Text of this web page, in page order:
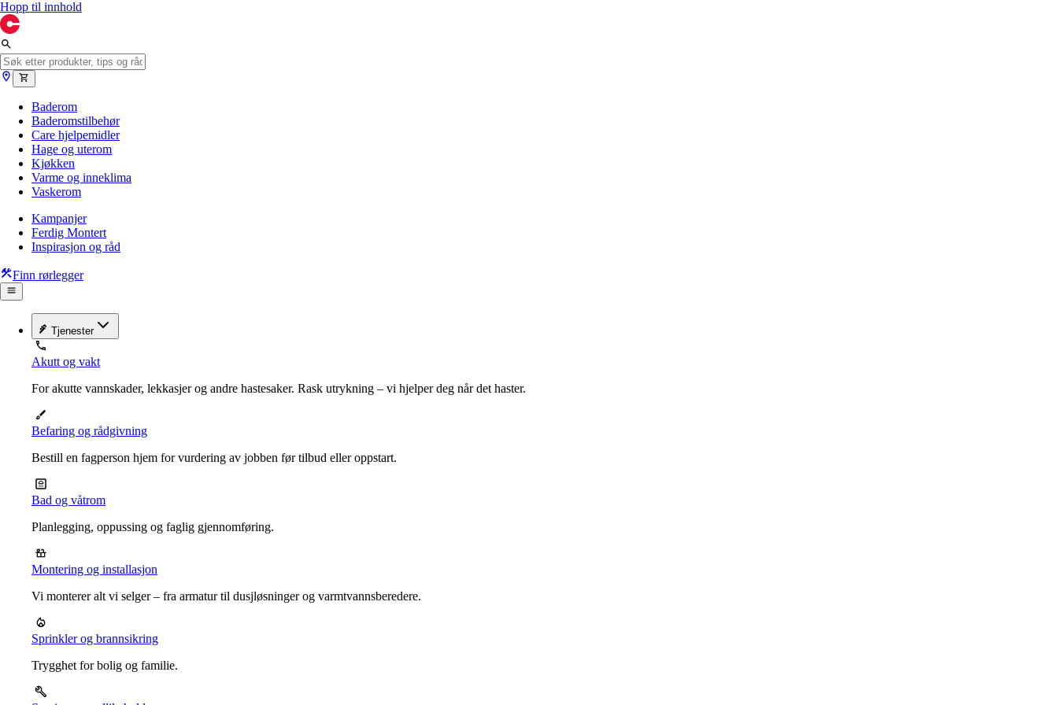
Hopp til innhold
Baderom
Baderomstilbehør
Care hjelpemidler
Hage og uterom
Kjøkken
Varme og inneklima
Vaskerom
Kampanjer
Ferdig Montert
Inspirasjon og råd
Finn rørlegger
Tjenester
Akutt og vakt
For akutte vannskader, lekkasjer og andre hastesaker. Rask utrykning – vi hjelper deg når det haster.
Befaring og rådgivning
Bestill en fagperson hjem for vurdering av jobben før tilbud eller oppstart.
Bad og våtrom
Planlegging, oppussing og faglig gjennomføring.
Montering og installasjon
Vi monterer alt vi selger – fra armatur til dusjløsninger og varmtvannsberedere.
Sprinkler og brannsikring
Trygghet for bolig og familie.